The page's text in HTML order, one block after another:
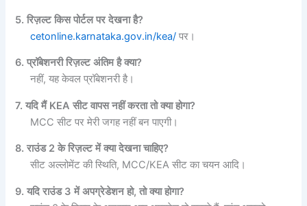
5. रिज़ल्ट किस पोर्टल पर देखना है?
cetonline.karnataka.gov.in/kea/ पर।
6. प्रॉबेशनरी रिज़ल्ट अंतिम है क्या?
नहीं, यह केवल प्रॉबेशनरी है।
7. यदि मैं KEA सीट वापस नहीं करता तो क्या होगा?
MCC सीट पर मेरी जगह नहीं बन पाएगी।
8. राउंड 2 के रिज़ल्ट में क्या देखना चाहिए?
सीट अल्लोमेंट की स्थिति, MCC/KEA सीट का चयन आदि।
9. यदि राउंड 3 में अपग्रेडेशन हो, तो क्या होगा?